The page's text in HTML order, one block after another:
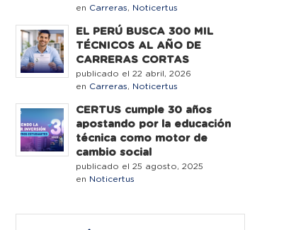
en Carreras, Noticertus
EL PERÚ BUSCA 300 MIL
TÉCNICOS AL AÑO DE
CARRERAS CORTAS
publicado el 22 abril, 2026
en Carreras, Noticertus
CERTUS cumple 30 años
apostando por la educación
técnica como motor de
cambio social
publicado el 25 agosto, 2025
en Noticertus